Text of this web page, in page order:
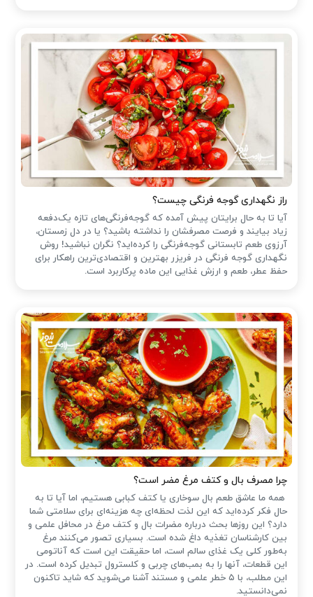
راز نگهداری گوجه فرنگی چیست؟
آیا تا به حال برایتان پیش آمده که گوجه‌فرنگی‌های تازه یک‌دفعه
زیاد بیایند و فرصت مصرفشان را نداشته باشید؟ یا در دل زمستان،
آرزوی طعم تابستانی گوجه‌فرنگی را کرده‌اید؟ نگران نباشید! روش
نگهداری گوجه فرنگی در فریزر بهترین و اقتصادی‌ترین راهکار برای
حفظ عطر، طعم و ارزش غذایی این ماده پرکاربرد است.
چرا مصرف بال و کتف مرغ مضر است؟
همه ما عاشق طعم بال سوخاری یا کتف کبابی هستیم، اما آیا تا به
حال فکر کرده‌اید که این لذت لحظه‌ای چه هزینه‌ای برای سلامتی شما
دارد؟ این روزها بحث درباره مضرات بال و کتف مرغ در محافل علمی و
بین کارشناسان تغذیه داغ شده است. بسیاری تصور می‌کنند مرغ
به‌طور کلی یک غذای سالم است، اما حقیقت این است که آناتومی
این قطعات، آنها را به بمب‌های چربی و کلسترول تبدیل کرده است. در
این مطلب، با ۵ خطر علمی و مستند آشنا می‌شوید که شاید تاکنون
نمی‌دانستید.